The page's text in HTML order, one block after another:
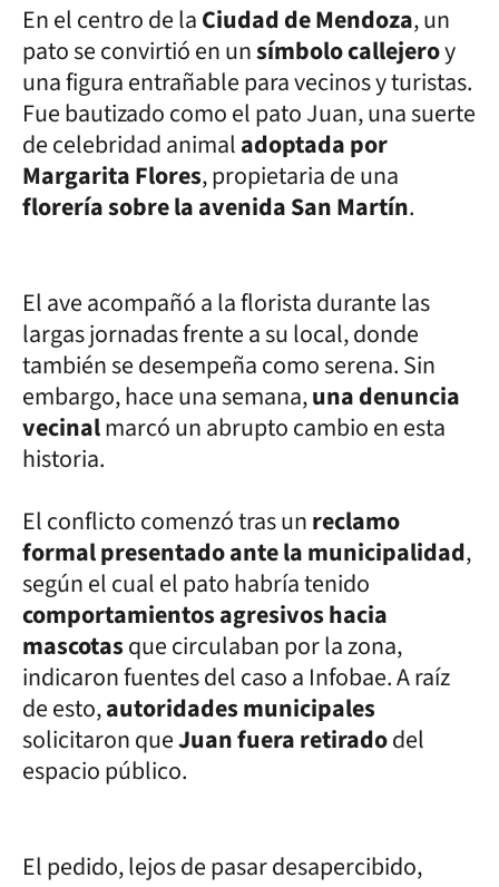
En el centro de laCiudad de Mendoza, un
pato se convirtió en unsímbolo callejeroy
una figura entrañable para vecinos y turistas.
Fue bautizado como el pato Juan, una suerte
de celebridad animaladoptada por
Margarita Flores, propietaria de una
florería sobre la avenida San Martín.
El ave acompañó a la florista durante las
largas jornadas frente a su local, donde
también se desempeña como serena. Sin
embargo, hace una semana,una denuncia
vecinalmarcó un abrupto cambio en esta
historia.
El conflicto comenzó tras unreclamo
formal presentado ante la municipalidad,
según el cual el pato habría tenido
comportamientos agresivos hacia
mascotasque circulaban por la zona,
indicaron fuentes del caso a Infobae. A raíz
de esto,autoridades municipales
solicitaron queJuan fuera retiradodel
espacio público.
El pedido, lejos de pasar desapercibido,